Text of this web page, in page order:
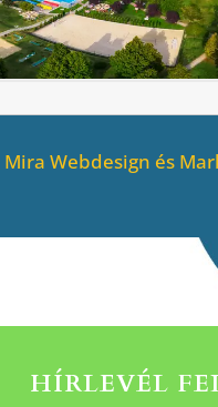
Mira Webdesign és
HÍRLEVÉL